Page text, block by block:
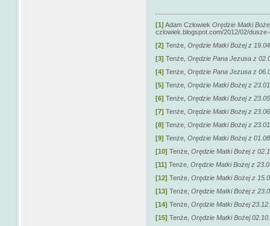
[1] Adam Człowiek Orędzie Matki
czlowiek.blogspot.com/2012/02/
[2] Tenże, Orędzie Matki Bożej z
[3] Tenże, Orędzie Pana Jezusa z
[4] Tenże, Orędzie Pana Jezusa z
[5] Tenże, Orędzie Matki Bożej z
[6] Tenże, Orędzie Matki Bożej z
[7] Tenże, Orędzie Matki Bożej z
[8] Tenże, Orędzie Matki Bożej z
[9] Tenże, Orędzie Matki Bożej z
[10] Tenże, Orędzie Matki Bożej z
[11] Tenże, Orędzie Matki Bożej z
[12] Tenże, Orędzie Matki Bożej z
[13] Tenże, Orędzie Matki Bożej z
[14] Tenże, Orędzie Matki Bożej
[15] Tenże, Orędzie Matki Bożej